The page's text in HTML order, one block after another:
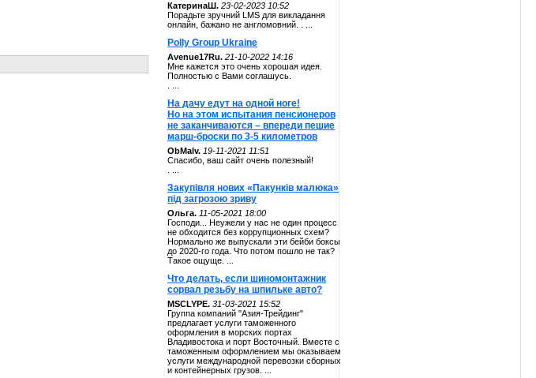
КатеринаШ. 23-02-2023 10:52
Порадьте зручний LMS для викладання
онлайн, бажано не англомовний. . ...
Polly Group Ukraine
Avenue17Ru. 21-10-2022 14:16
Мне кажется это очень хорошая идея.
Полностью с Вами соглашусь.
На дачу едут на одной ноге!
Но на этом испытания пенсионеров
не заканчиваются – впереди пешие
марш-броски по 3-5 километров
ОbMalv. 19-11-2021 11:51
Спасибо, ваш сайт очень полезный!
Закупівля нових «Пакунків малюка»
під загрозою зриву
Ольга. 11-05-2021 18:00
Господи... Неужели у нас не один процесс
не обходится без коррупционных схем?
Нормально же выпускали эти бейби боксы
до 2020-го года. Что потом пошло не так?
Такое ощуще. ...
Что делать, если шиномонтажник
сорвал резьбу на шпильке авто?
MSCLYPE. 31-03-2021 15:52
Группа компаний "Азия-Трейдинг"
предлагает услуги таможенного
оформления в морских портах
Владивостока и порт Восточный. Вместе с
таможенным оформлением мы оказываем
услуги международной перевозки сборных
и контейнерных грузов. ...